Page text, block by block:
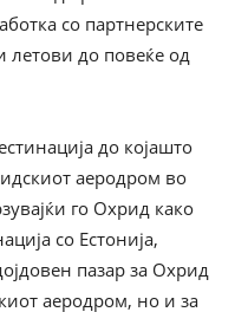
со партнерските
до повеќе од
до којашто
аеродром во
го Охрид како
со Естонија,
пазар за Охрид
аеродром, но и за